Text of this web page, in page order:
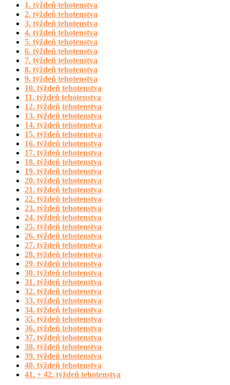
1. týždeň tehotenstva
2. týždeň tehotenstva
3. týždeň tehotenstva
4. týždeň tehotenstva
5. týždeň tehotenstva
6. týždeň tehotenstva
7. týždeň tehotenstva
8. týždeň tehotenstva
9. týždeň tehotenstva
10. týždeň tehotenstva
11. týždeň tehotenstva
12. týždeň tehotenstva
13. týždeň tehotenstva
14. týždeň tehotenstva
15. týždeň tehotenstva
16. týždeň tehotenstva
17. týždeň tehotenstva
18. týždeň tehotenstva
19. týždeň tehotenstva
20. týždeň tehotenstva
21. týždeň tehotenstva
22. týždeň tehotenstva
23. týždeň tehotenstva
24. týždeň tehotenstva
25. týždeň tehotenstva
26. týždeň tehotenstva
27. týždeň tehotenstva
28. týždeň tehotenstva
29. týždeň tehotenstva
30. týždeň tehotenstva
31. týždeň tehotenstva
32. týždeň tehotenstva
33. týždeň tehotenstva
34. týždeň tehotenstva
35. týždeň tehotenstva
36. týždeň tehotenstva
37. týždeň tehotenstva
38. týždeň tehotenstva
39. týždeň tehotenstva
40. týždeň tehotenstva
41. + 42. týždeň tehotenstva